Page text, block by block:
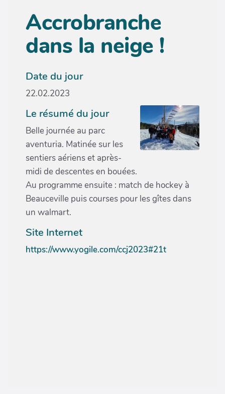
Accrobranche
dans la neige !
Date du jour
22.02.2023
Le résumé du jour
Belle journée au parc
aventuria. Matinée sur les
sentiers aériens et après-
midi de descentes en bouées.
Au programme ensuite : match de hockey à
Beauceville puis courses pour les gîtes dans
un walmart.
Site Internet
https://www.yogile.com/ccj2023#21t